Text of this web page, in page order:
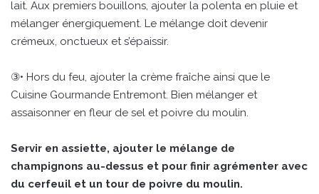
lait. Aux premiers bouillons, ajouter la polenta en pluie et
mélanger énergiquement. Le mélange doit devenir
crémeux, onctueux et s’épaissir.
③• Hors du feu, ajouter la crème fraîche ainsi que le
Cuisine Gourmande Entremont. Bien mélanger et
assaisonner en fleur de sel et poivre du moulin.
Servir en assiette, ajouter le mélange de
champignons au-dessus et pour finir agrémenter avec
du cerfeuil et un tour de poivre du moulin.